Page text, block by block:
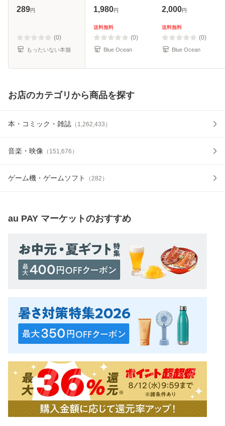
[CD]【メール便送
289円
(0)
もったいない本舗
枚組) [DVD]
1,980円
送料無料
(0)
Blue Ocean
ray)
2,000円
送料無料
(0)
Blue Ocean
お店のカテゴリから商品を探す
本・コミック・雑誌 （ 1,262,433 ）
音楽・映像 （ 151,676 ）
ゲーム機・ゲームソフト （282 ）
au PAY マーケットのおすすめ